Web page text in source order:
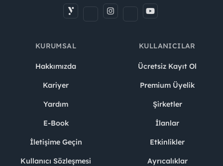
KURUMSAL
Hakkımızda
Kariyer
Yardım
E-Book
İletişime Geçin
Kullanıcı Sözleşmesi
KULLANICILAR
Ücretsiz Kayıt Ol
Premium Üyelik
Şirketler
İlanlar
Etkinlikler
Ayrıcalıklar